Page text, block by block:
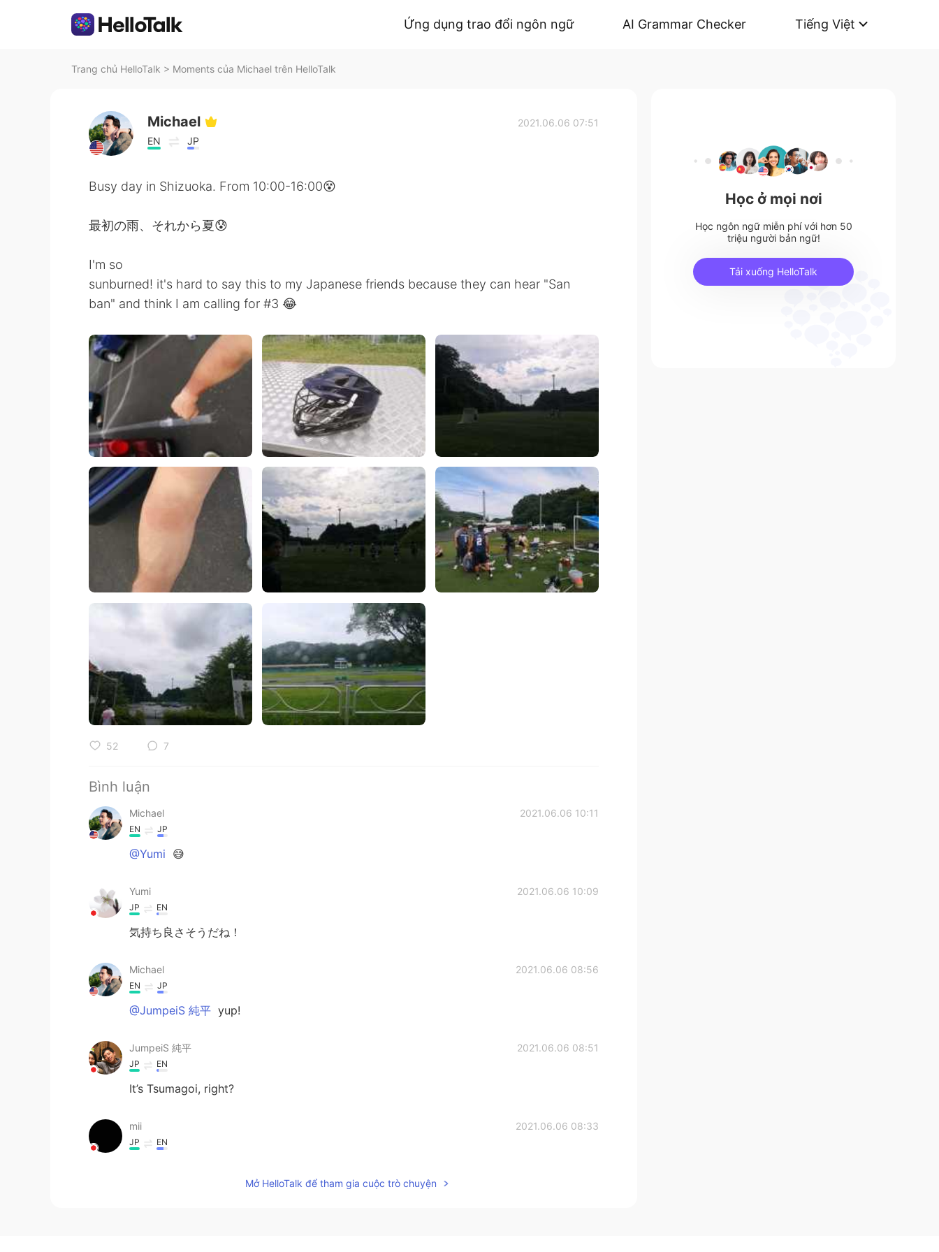
Ứng dụng trao đổi ngôn ngữ AI Grammar Checker Tiếng Việt
Trang chủ HelloTalk > Moments của Michael trên HelloTalk
Michael
EN JP
2021.06.06 07:51
Busy day in Shizuoka. From 10:00-16:00😵
最初の雨、それから夏😰
I'm so
sunburned! it's hard to say this to my Japanese friends because they can hear "San
ban" and think I am calling for #3 😂
52 7
Bình luận
Michael 2021.06.06 10:11
EN JP
@Yumi 😅
Yumi 2021.06.06 10:09
JP EN
気持ち良さそうだね！
Michael 2021.06.06 08:56
EN JP
@JumpeiS 純平 yup!
JumpeiS 純平 2021.06.06 08:51
JP EN
It’s Tsumagoi, right?
mii 2021.06.06 08:33
JP EN
uniform numbers, this sound is more confusing
Mở HelloTalk để tham gia cuộc trò chuyện
Học ở mọi nơi
Học ngôn ngữ miễn phí với hơn 50
triệu người bản ngữ!
Tải xuống HelloTalk